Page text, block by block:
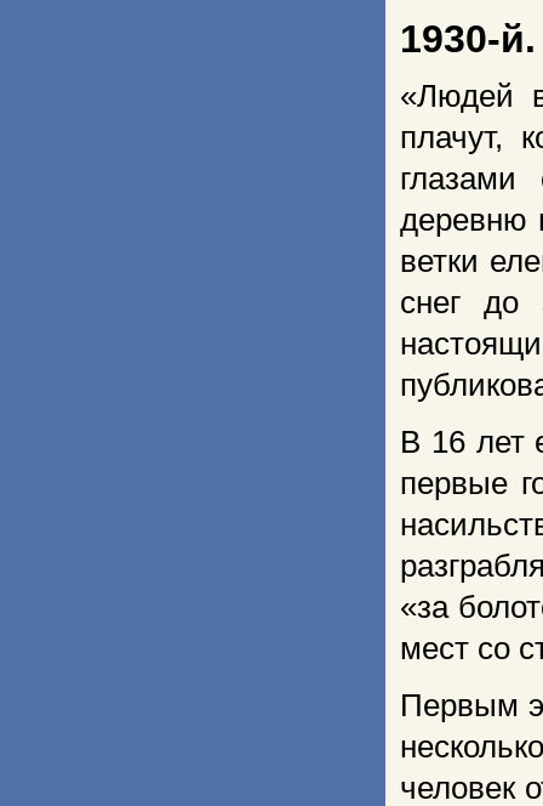
1930-
«Людей
плачут,
деревню
ветки
снег до
В 16 лет
первые
«за
мест со
Первым
человек